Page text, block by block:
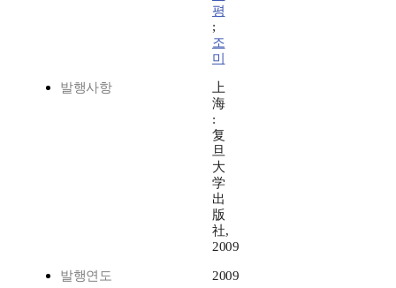
평
;
조
미
발행사항
上
海
:
复
旦
大
学
出
版
社,
2009
발행연도 2009